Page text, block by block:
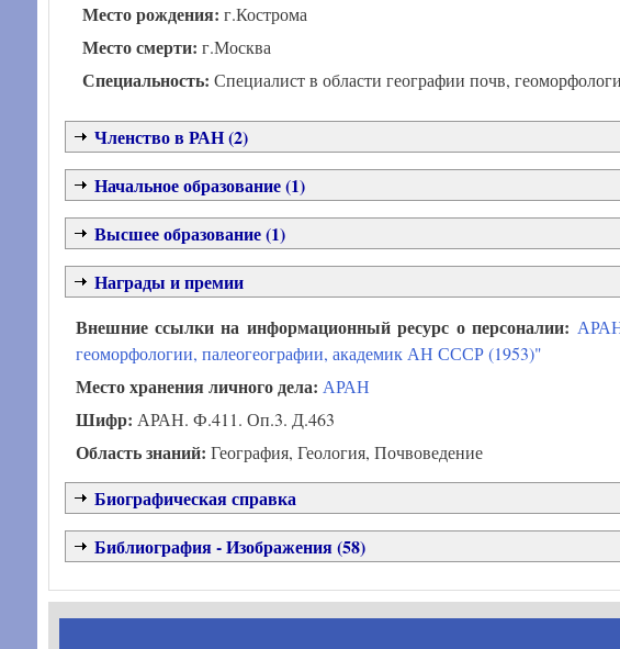
Место рождения: г.Кострома
Место смерти: г.Москва
Специальность: Специалист в области географии почв,
Членство в РАН (2)
Начальное образование (1)
Высшее образование (1)
Награды и премии
Внешние ссылки на информационный ресурс о персоналии:
геоморфологии, палеогеографии, академик АН СССР (1953)"
Место хранения личного дела: АРАН
Шифр: АРАН. Ф.411. Оп.3. Д.463
Область знаний: География, Геология, Почвоведение
Биографическая справка
Библиография - Изображения (58)